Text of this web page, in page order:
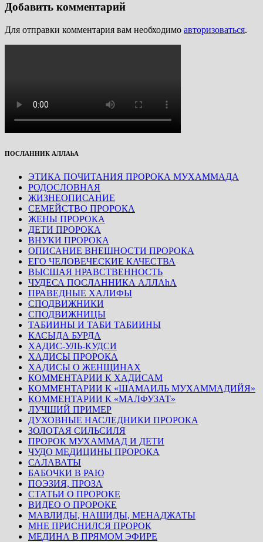
Добавить комментарий
Для отправки комментария вам необходимо авторизоваться.
ПОСЛАННИК АЛЛАhА
ЭТИКА ПОЧИТАНИЯ ПРОРОКА МУХАММАДА
РОДОСЛОВНАЯ
ЖИЗНЕОПИСАНИЕ
СЕМЕЙСТВО ПРОРОКА
ЖЕНЫ ПРОРОКА
ДЕТИ ПРОРОКА
ВНУКИ ПРОРОКА
ОПИСАНИЕ ВНЕШНОСТИ ПРОРОКА
ЕГО ЧЕЛОВЕЧЕСКИЕ КАЧЕСТВА
ВЫСШАЯ НРАВСТВЕННОСТЬ
ЧУДЕСА ПОСЛАННИКА АЛЛАhА
ПРАВЕДНЫЕ ХАЛИФЫ
СПОДВИЖНИКИ
СПОДВИЖНИЦЫ
ТАБИИНЫ И ТАБИ ТАБИИНЫ
КАСЫДА БУРДА
ХАДИС-УЛЬ-КУДСИ
ХАДИСЫ ПРОРОКА
ХАДИСЫ О ЖЕНЩИНАХ
КОММЕНТАРИИ К ХАДИСАМ
КОММЕНТАРИИ К «ШАМАИЛЬ МУХАММАДИЙЯ»
КОММЕНТАРИИ К «МАЛФУЗАТ»
ЛУЧШИЙ ПРИМЕР
ДУХОВНЫЕ НАСЛЕДНИКИ ПРОРОКА
ЗОЛОТАЯ СИЛЬСИЛЯ
ПРОРОК МУХАММАД И ДЕТИ
ЧУДО МЕДИЦИНЫ ПРОРОКА
САЛАВАТЫ
БАБОЧКИ В РАЮ
ПОЭЗИЯ, ПРОЗА
СТАТЬИ О ПРОРОКЕ
ВИДЕО О ПРОРОКЕ
МАВЛИДЫ, НАШИДЫ, МЕНАДЖАТЫ
МНЕ ПРИСНИЛСЯ ПРОРОК
МЕДИНА В ПРЯМОМ ЭФИРЕ